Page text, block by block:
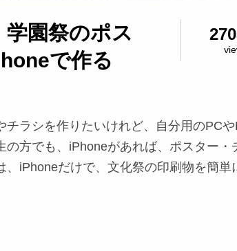
学園祭のポス
で作る
チラシを作りたいけれど、自分用のPC
方でも、iPhoneがあれば、ポスター・
、iPhoneだけで、文化祭の印刷物を簡単